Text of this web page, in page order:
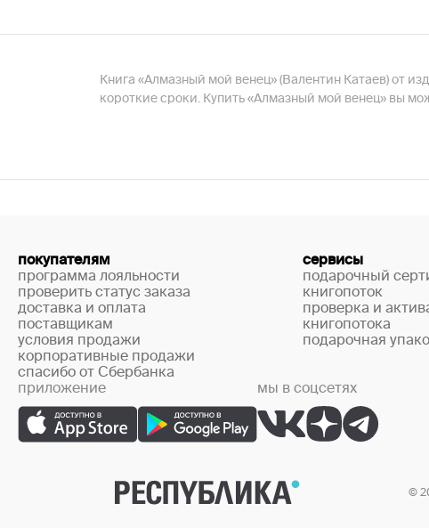
Книга «Алмазный мой венец» (Валентин Катаев) от
короткие сроки. Купить «Алмазный мой венец» вы
покупателям
программа лояльности
проверить статус заказа
доставка и оплата
поставщикам
условия продажи
корпоративные продажи
спасибо от Сбербанка
сервисы
подарочный
книгопоток
проверка и
книгопотока
подарочная
приложение мы в соцсетях
©